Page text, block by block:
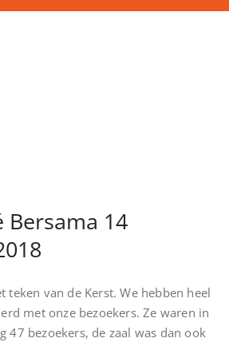
Bersama 14
teken van de Kerst. We hebben heel
met onze bezoekers. Ze waren in
47 bezoekers, de zaal was dan ook